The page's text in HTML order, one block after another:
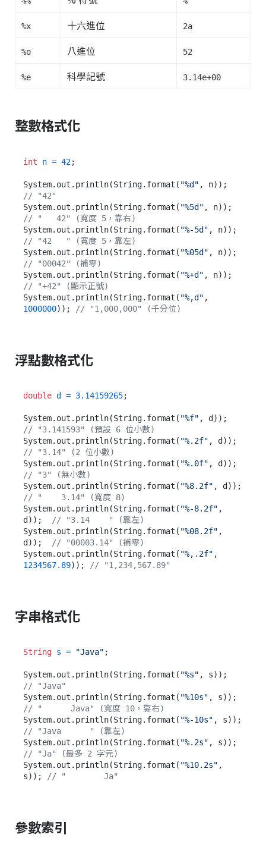
%x 十六進位 2a
%o 八進位 52
%e 科學記號 3.14e+00
整數格式化
int n = 42;
System.out.println(String.format( "%d"
// "42"
System.out.println(String.format( "%5d"
// "   42" (寬度 5，靠右)
System.out.println(String.format( "%-5d"
// "42   " (寬度 5，靠左)
System.out.println(String.format( "%05d"
// "00042" (補零)
System.out.println(String.format( "%+d"
// "+42" (顯示正號)
System.out.println(String.format( "%,d"
1000000)); // "1,000,000" (千分位)
浮點數格式化
double d = 3.14159265;
System.out.println(String.format( "%f"
// "3.141593" (預設 6 位小數)
System.out.println(String.format( "%.2f"
// "3.14" (2 位小數)
System.out.println(String.format( "%.0f"
// "3" (無小數)
System.out.println(String.format( "%8.2f"
// "    3.14" (寬度 8)
System.out.println(String.format( "%-8.2f" ,
d));
// "3.14    " (靠左)
System.out.println(String.format( "%08.2f" ,
d));
// "00003.14" (補零)
System.out.println(String.format( "%,.2f"
1234567.89)); // "1,234,567.89"
字串格式化
String s = "Java" ;
System.out.println(String.format( "%s"
// "Java"
System.out.println(String.format( "%10s"
// "      Java" (寬度 10，靠右)
System.out.println(String.format( "%-10s"
// "Java      " (靠左)
System.out.println(String.format( "%.2s"
// "Ja" (最多 2 字元)
System.out.println(String.format( "%10.2s" ,
s));
// "        Ja"
參數索引